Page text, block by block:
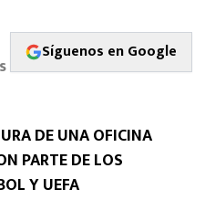
Síguenos en Google
DE UNA OFICINA
PARTE DE LOS
Y UEFA